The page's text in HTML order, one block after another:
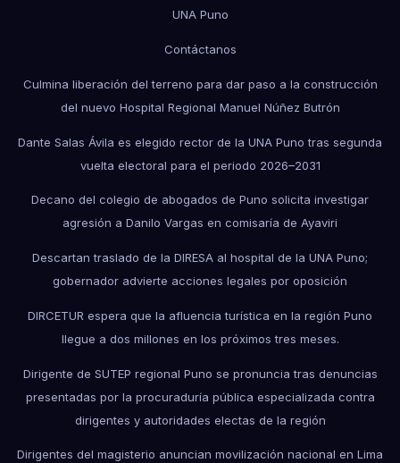
UNA Puno
Contáctanos
Culmina liberación del terreno para dar paso a la construcción
del nuevo Hospital Regional Manuel Núñez Butrón
Dante Salas Ávila es elegido rector de la UNA Puno tras segunda
vuelta electoral para el periodo 2026–2031
Decano del colegio de abogados de Puno solicita investigar
agresión a Danilo Vargas en comisaría de Ayaviri
Descartan traslado de la DIRESA al hospital de la UNA Puno;
gobernador advierte acciones legales por oposición
DIRCETUR espera que la afluencia turística en la región Puno
llegue a dos millones en los próximos tres meses.
Dirigente de SUTEP regional Puno se pronuncia tras denuncias
presentadas por la procuraduría pública especializada contra
dirigentes y autoridades electas de la región
Dirigentes del magisterio anuncian movilización nacional en Lima